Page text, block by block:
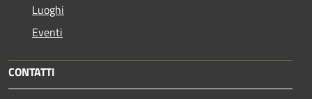
Luoghi
Eventi
CONTATTI